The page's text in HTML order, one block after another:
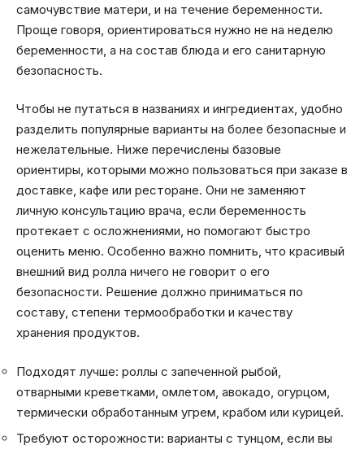
самочувствие матери, и на течение беременности.
Проще говоря, ориентироваться нужно не на неделю
беременности, а на состав блюда и его санитарную
безопасность.
Чтобы не путаться в названиях и ингредиентах, удобно
разделить популярные варианты на более безопасные и
нежелательные. Ниже перечислены базовые
ориентиры, которыми можно пользоваться при заказе в
доставке, кафе или ресторане. Они не заменяют
личную консультацию врача, если беременность
протекает с осложнениями, но помогают быстро
оценить меню. Особенно важно помнить, что красивый
внешний вид ролла ничего не говорит о его
безопасности. Решение должно приниматься по
составу, степени термообработки и качеству
хранения продуктов.
Подходят лучше: роллы с запеченной рыбой,
отварными креветками, омлетом, авокадо, огурцом,
термически обработанным угрем, крабом или курицей.
Требуют осторожности: варианты с тунцом, если вы